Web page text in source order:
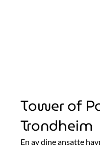
Tower of
Trondheim
En av dine ansatte